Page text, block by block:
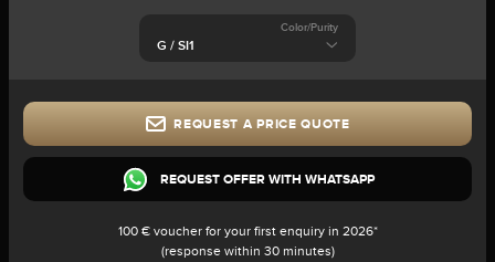
Color/Purity
REQUEST A PRICE QUOTE
REQUEST OFFER WITH WHATSAPP
100 € voucher for your first enquiry in 2026*
(response within 30 minutes)